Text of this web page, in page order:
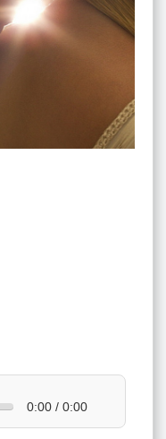
0:00 / 0:00